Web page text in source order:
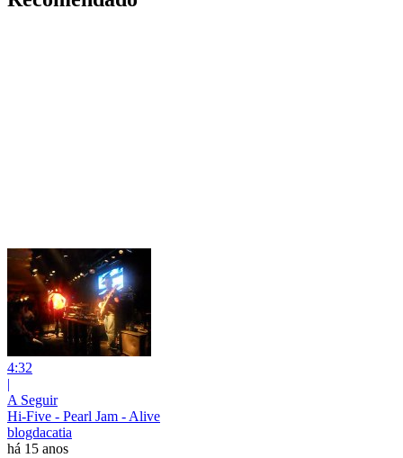
4:32
|
A Seguir
Hi-Five - Pearl Jam - Alive
blogdacatia
há 15 anos